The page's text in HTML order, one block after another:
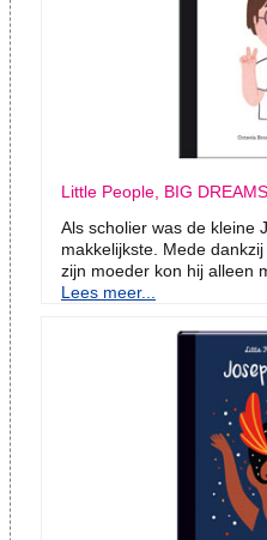
Little People, BIG
Als scholier was de kleine
makkelijkste. Mede
zijn moeder kon hij alleen
Lees meer...